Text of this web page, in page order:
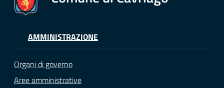
M
t
AMMINISTRAZIONE
Organi di governo
Aree amministrative